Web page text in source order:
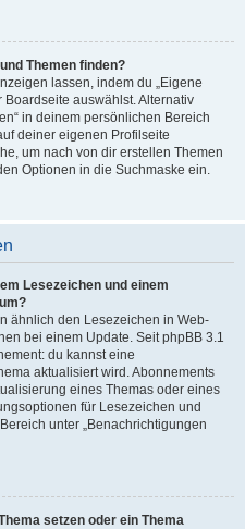
Themen finden?
lassen, indem du „Eigene
Boardseite auswählst. Alternativ
in deinem persönlichen Bereich
deiner eigenen Profilseite
um nach von dir erstellen Themen
Optionen in die Suchmaske ein.
Lesezeichen und einem
ähnlich den Lesezeichen in Web-
bei einem Update. Seit phpBB 3.1
du kannst eine
aktualisiert wird. Abonnements
eines Themas oder eines
für Lesezeichen und
unter „Benachrichtigungen
setzen oder ein Thema